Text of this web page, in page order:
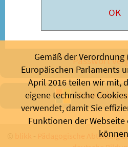
Passwort
Anmelden
Pädagogische Abteilung
Gemäß der Verordnung
Europäischen Parlaments
April 2016 teilen wir mit,
eigene technische
verwendet, damit Sie
Funktionen der